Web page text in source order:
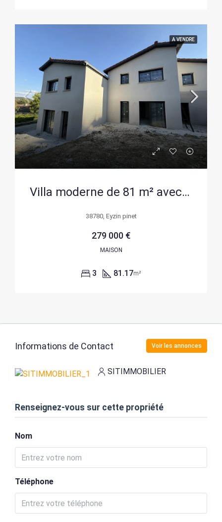
A VENDRE
Villa moderne de 81 m² avec jardin et garage à Eyzin-Pinet, proche Vienne
38780, Eyzin pinet
279 000 €
MAISON
3 81.17m²
Informations de Contact Voir les annonces
SITIMMOBILIER
Renseignez-vous sur cette propriété
Nom
Téléphone